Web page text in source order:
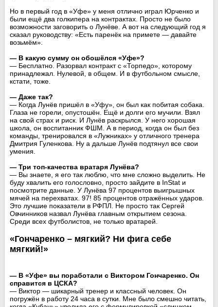
Но в первый год в «Уфе» у меня отлично играл Юрченко и
были ещё два голкипера на контрактах. Просто не было
возможности заговорить о Лунёве. А вот на следующий год я
сказал руководству: «Есть паренёк на примете — давайте
возьмём».
— В какую сумму он обошёлся «Уфе»?
— Бесплатно. Разорвал контракт с «Торпедо», которому
принадлежал. Нулевой, в общем. И в футбольном смысле,
кстати, тоже.
— Даже так?
— Когда Лунёв пришёл в «Уфу», он был как побитая собака.
Глаза не горели, опустошён. Ещё и долги его мучили. Взял
на свой страх и риск. И Лунёв раскрылся. У него хорошая
школа, он воспитанник ФШМ. А в период, когда он был без
команды, тренировался в «Лужниках» у отличного тренера
Дмитрия Гуленкова. Ну а дальше Лунёв подтянул все свои
умения.
— Три топ-качества вратаря Лунёва?
— Вы знаете, я его так люблю, что мне сложно выделить. Не
буду хвалить его голословно, просто зайдите в InStat и
посмотрите данные. У Лунёва 97 процентов выигрышных
мячей на перехватах. 97! 85 процентов отражённых ударов.
Это лучшие показатели в РФПЛ. Не просто так Сергей
Овчинников назвал Лунёва главным открытием сезона.
Среди всех футболистов, не только вратарей.
«Гончаренко – мягкий? Ни фига себе
мягкий!»
— В «Уфе» вы поработали с Виктором Гончаренко. Он
справится в ЦСКА?
— Виктор — шикарный тренер и классный человек. Он
погружён в работу 24 часа в сутки. Мне было смешно читать,